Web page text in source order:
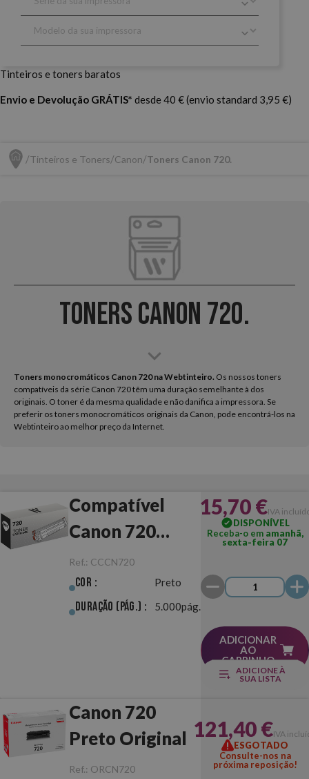
Tinteiros e toners baratos
Envio e Devolução GRÁTIS* desde 40 € (envio standard 3,95 €)
Tinteiros e Toners Canon Toners Canon 720.
Toners Canon 720.
Toners monocromáticos Canon 720 na Webtinteiro. Os nossos toners
compatíveis da série Canon 720 têm uma duração semelhante à dos
originais. O toner é da mesma qualidade e não danifica a impressora. Se
preferir os toners monocromáticos originais da Canon, pode encontrá-los na
Webtinteiro ao melhor preço da Internet.
Compatível
Canon 720
Preto
Ref.: CCCN720
Cor : Preto
Duração (pág.) : 5.000pág.
15,70 €IVA
DISPONÍVEL
Receba-o em amanhã,
sexta-feira 07
ADICIONAR
AO
CARRINHO
ADICIONE À
SUA LISTA
Canon 720
Preto Original
Ref.: ORCN720
121,40 €IVA
ESGOTADO
Consulte-nos na
próxima reposição!